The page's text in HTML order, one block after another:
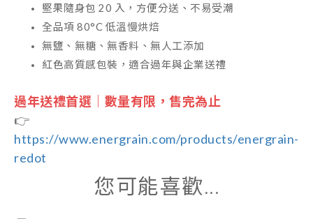
堅果隨身包 20 入，方便分送、不易受潮
全品項 80°C 低溫慢烘焙
無鹽、無糖、無香料、無人工添加
紅色高質感包裝，適合過年與企業送禮
過年送禮首選｜數量有限，售完為止
👉
https://www.energrain.com/products/energrain-
redot
您可能喜歡...